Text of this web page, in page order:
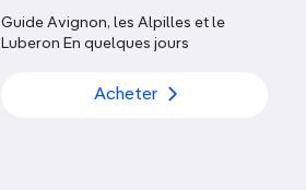
Guide Avignon, les Alpilles et le
Luberon En quelques jours
Acheter